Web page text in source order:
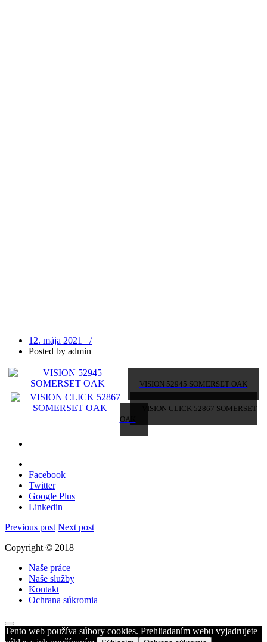
12. mája 2021 /
Posted by admin
VISION 52945 SOMERSET OAK
VISION CLICK 52867 SOMERSET
OAK
Facebook
Twitter
Google Plus
Linkedin
Previous post Next post
Copyright © 2018
Naše práce
Naše služby
Kontakt
Ochrana súkromia
Tento web používa súbory cookies. Prehliadaním webu vyjadrujete